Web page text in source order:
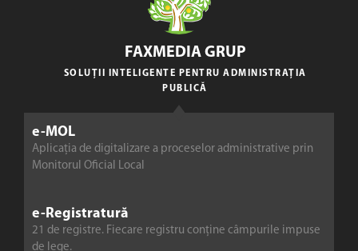
e-MOL
Aplicația de digitalizare a proceselor administrative prin
Monitorul Oficial Local
e-Registratură
21 de registre. Fiecare registru conține câmpurile impuse
de lege.
FAXMEDIA GRUP
SOLUȚII INTELIGENTE PENTRU ADMINISTRAȚIA
PUBLICĂ